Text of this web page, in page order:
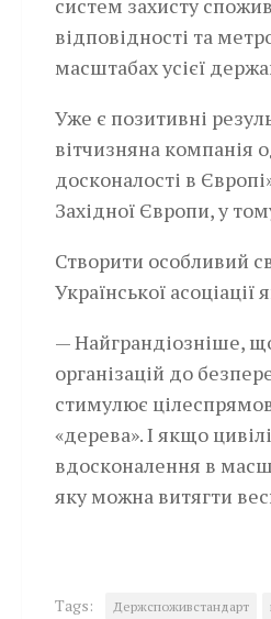
систем захисту
відповідності та
масштабах усієї
Уже є позитивні
вітчизняна компанія
досконалості в
Західної Європи, у
Створити особливий
Української асоціації
— Найграндіозніше,
організацій до
стимулює
«дерева». І якщо
вдосконалення в
яку можна витягти
Tags: Держспоживстандарт